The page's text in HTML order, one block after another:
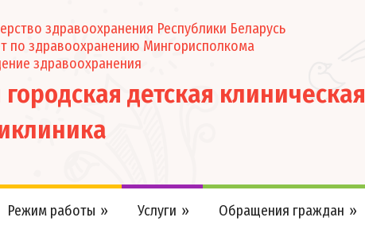
здравоохранения Республики Беларусь
по здравоохранению Мингорисполкома
здравоохранения
городская детская клиническая
Режим работы Услуги Обращения граждан